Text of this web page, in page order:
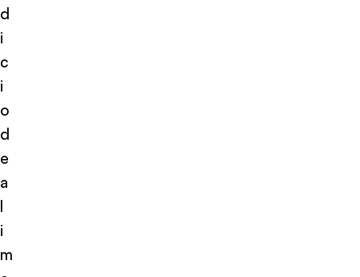
d
i
c
i
o
d
e
a
l
i
m